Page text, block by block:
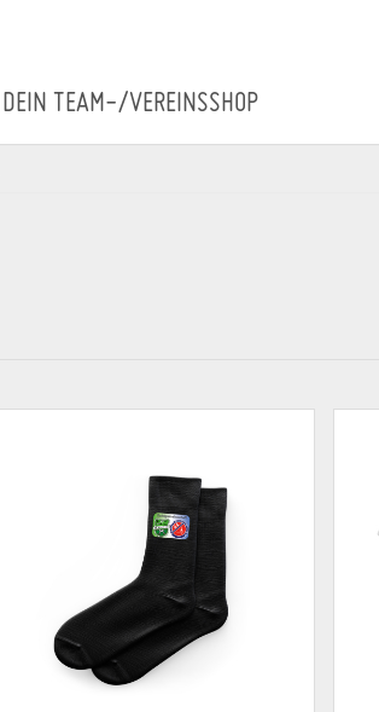
DEIN TEAM-/VEREINSSHOP